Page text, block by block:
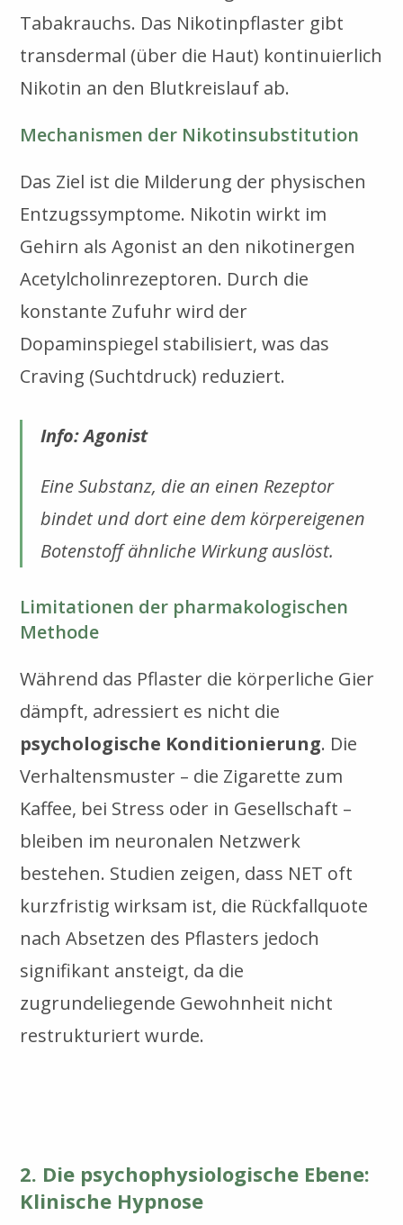
Tabakrauchs. Das Nikotinpflaster gibt
transdermal (über die Haut) kontinuierlich
Nikotin an den Blutkreislauf ab.
Mechanismen der Nikotinsubstitution
Das Ziel ist die Milderung der physischen
Entzugssymptome. Nikotin wirkt im
Gehirn als Agonist an den nikotinergen
Acetylcholinrezeptoren. Durch die
konstante Zufuhr wird der
Dopaminspiegel stabilisiert, was das
Craving (Suchtdruck) reduziert.
Info: Agonist
Eine Substanz, die an einen Rezeptor
bindet und dort eine dem körpereigenen
Botenstoff ähnliche Wirkung auslöst.
Limitationen der pharmakologischen
Methode
Während das Pflaster die körperliche Gier
dämpft, adressiert es nicht die
psychologische Konditionierung. Die
Verhaltensmuster – die Zigarette zum
Kaffee, bei Stress oder in Gesellschaft –
bleiben im neuronalen Netzwerk
bestehen. Studien zeigen, dass NET oft
kurzfristig wirksam ist, die Rückfallquote
nach Absetzen des Pflasters jedoch
signifikant ansteigt, da die
zugrundeliegende Gewohnheit nicht
restrukturiert wurde.
2. Die psychophysiologische Ebene:
Klinische Hypnose